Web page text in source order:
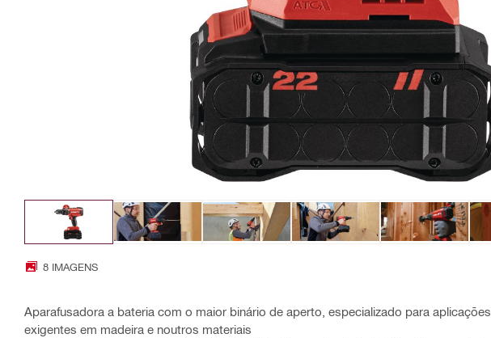
8 IMAGENS
Aparafusadora a bateria com o maior binário de aperto, especializado para aplicações
exigentes em madeira e noutros materiais